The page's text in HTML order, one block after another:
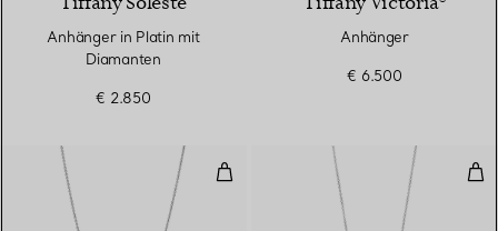
Anhänger in Platin mit
Diamanten
€ 2.850
Anhänger
€ 6.500
Diamantanhänger